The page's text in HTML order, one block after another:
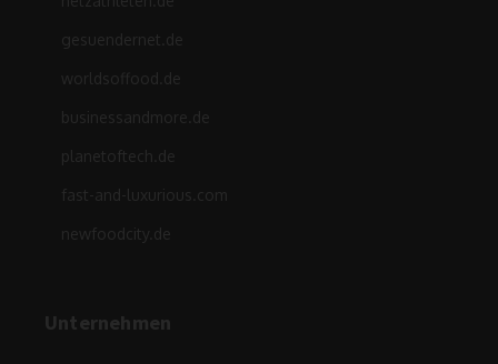
gesuendernet.de
worldsoffood.de
businessandmore.de
planetoftech.de
fast-and-luxurious.com
newfoodcity.de
Unternehmen